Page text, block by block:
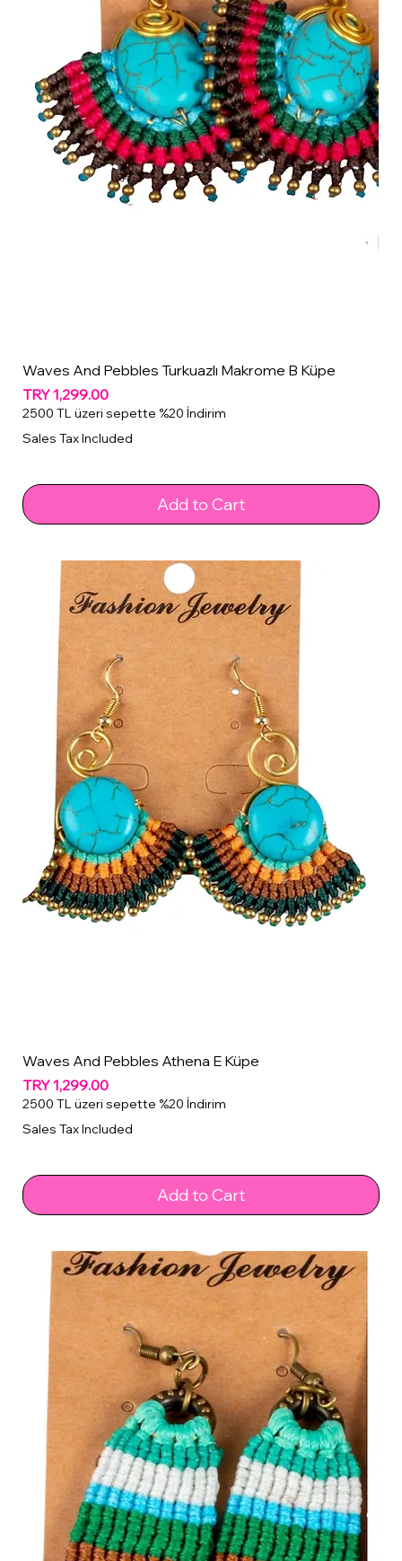
Waves And Pebbles Turkuazlı Makrome B Küpe
Price
TRY 1,299.00
2500 TL üzeri sepette %20 İndirim
Sales Tax Included
Add to Cart
Waves And Pebbles Athena E Küpe
Price
TRY 1,299.00
2500 TL üzeri sepette %20 İndirim
Sales Tax Included
Add to Cart